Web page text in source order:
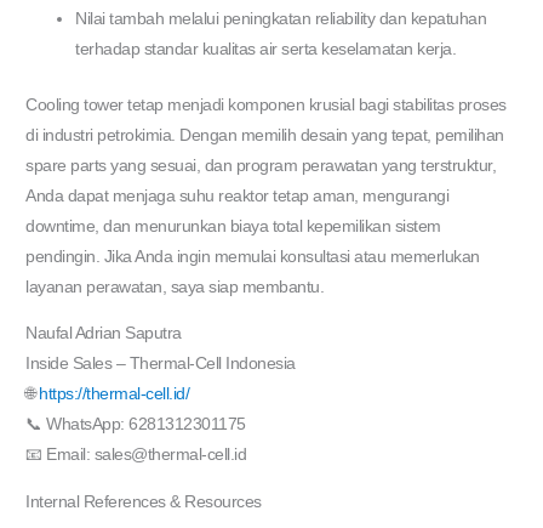
Nilai tambah melalui peningkatan reliability dan kepatuhan
terhadap standar kualitas air serta keselamatan kerja.
Cooling tower tetap menjadi komponen krusial bagi stabilitas proses
di industri petrokimia. Dengan memilih desain yang tepat, pemilihan
spare parts yang sesuai, dan program perawatan yang terstruktur,
Anda dapat menjaga suhu reaktor tetap aman, mengurangi
downtime, dan menurunkan biaya total kepemilikan sistem
pendingin. Jika Anda ingin memulai konsultasi atau memerlukan
layanan perawatan, saya siap membantu.
Naufal Adrian Saputra
Inside Sales – Thermal-Cell Indonesia
🌐 https://thermal-cell.id/
📞 WhatsApp: 6281312301175
📧 Email: sales@thermal-cell.id
Internal References & Resources